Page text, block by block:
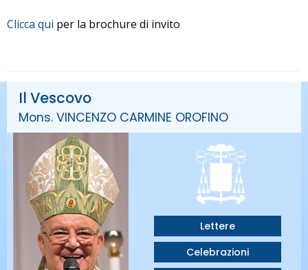
Clicca qui per la brochure di invito
Il Vescovo
Mons. VINCENZO CARMINE OROFINO
Lettere
Celebrazioni